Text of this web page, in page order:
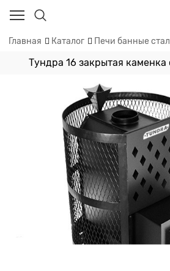
Главная Каталог Печи банные
Тундра 16 закрытая